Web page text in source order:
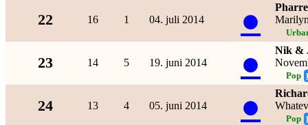
22 16 1 04. juli 2014 ●
23 14 5 19. juni 2014 ●
Nik &
Pop
24 13 4 05. juni 2014 ● Pop